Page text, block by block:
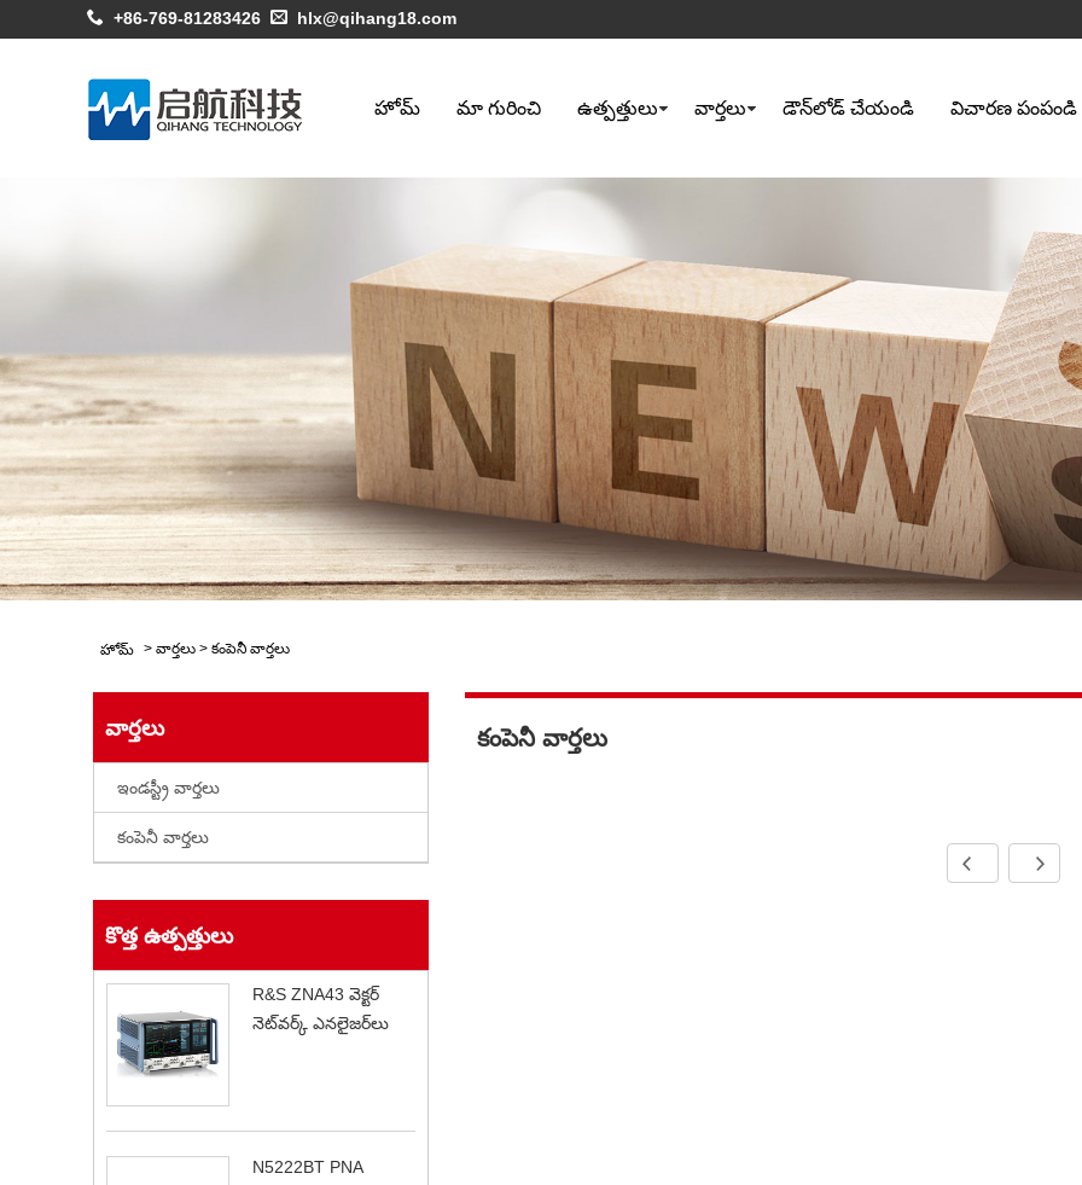
+86-769-81283426 hlx@qihang18.com
హోమ్ మా గురించి ఉత్పత్తులు వార్తలు డౌన్‌లోడ్ చేయండి విచారణ పంపండి
హోమ్ > వార్తలు > కంపెనీ వార్తలు
వార్తలు
ఇండస్ట్రీ వార్తలు
కంపెనీ వార్తలు
కొత్త ఉత్పత్తులు
R&S ZNA43 వెక్టర్
నెట్‌వర్క్ ఎనలైజర్‌లు
N5222BT PNA
కంపెనీ వార్తలు